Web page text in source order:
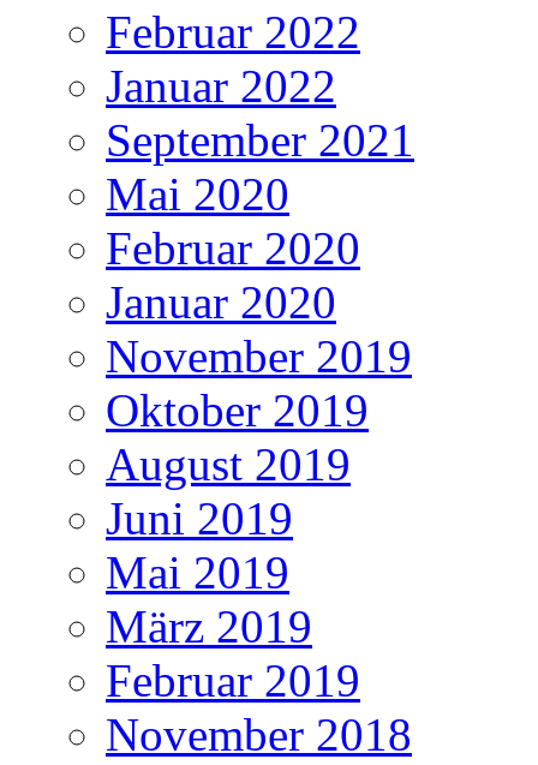
Februar 2022
Januar 2022
September 2021
Mai 2020
Februar 2020
Januar 2020
November 2019
Oktober 2019
August 2019
Juni 2019
Mai 2019
März 2019
Februar 2019
November 2018